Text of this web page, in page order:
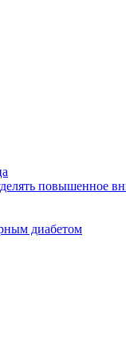
повышенное
диабетом